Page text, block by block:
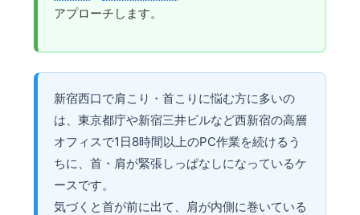
アプローチします。
新宿西口で肩こり・首こりに悩む方に多いの
は、東京都庁や新宿三井ビルなど西新宿の高層
オフィスで1日8時間以上のPC作業を続けるう
ちに、首・肩が緊張しっぱなしになっているケ
ースです。
気づくと首が前に出て、肩が内側に巻いている